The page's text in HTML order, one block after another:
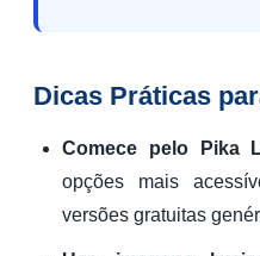
Dicas Práticas
Comece pelo Pika
opções mais
versões gratuitas